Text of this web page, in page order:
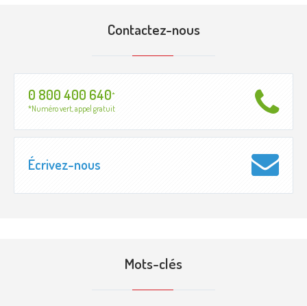
Contactez-nous
0 800 400 640*
*Numéro vert, appel gratuit
Écrivez-nous
Mots-clés